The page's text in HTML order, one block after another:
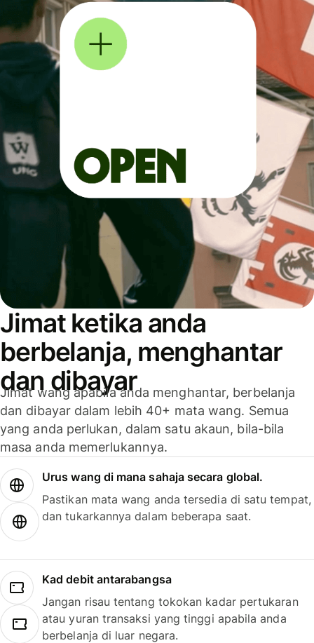
Jimat ketika anda
berbelanja, menghantar
dan dibayar
Jimat wang apabila anda menghantar, berbelanja
dan dibayar dalam lebih 40+ mata wang. Semua
yang anda perlukan, dalam satu akaun, bila-bila
masa anda memerlukannya.
Urus wang di mana sahaja secara global.
Pastikan mata wang anda tersedia di satu tempat,
dan tukarkannya dalam beberapa saat.
Kad debit antarabangsa
Jangan risau tentang tokokan kadar pertukaran
atau yuran transaksi yang tinggi apabila anda
berbelanja di luar negara.